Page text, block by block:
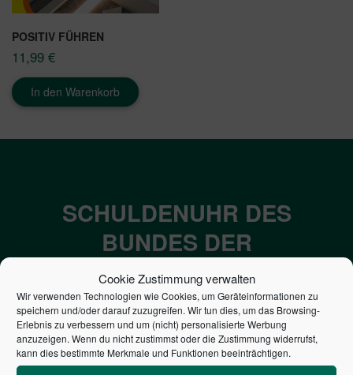
Cookie Zustimmung verwalten
Wir verwenden Technologien wie Cookies, um Geräteinformationen zu
speichern und/oder darauf zuzugreifen. Wir tun dies, um das Browsing-
Erlebnis zu verbessern und um (nicht) personalisierte Werbung
anzuzeigen. Wenn du nicht zustimmst oder die Zustimmung widerrufst,
kann dies bestimmte Merkmale und Funktionen beeinträchtigen.
POSITIV FÜHREN
11,99 €
In den Warenkorb
SCHULDENUHR DES
BUNDES DER
STEUERZAHLER
7,052€
NEUVERSCHULDUNG
PRO SEKUNDE